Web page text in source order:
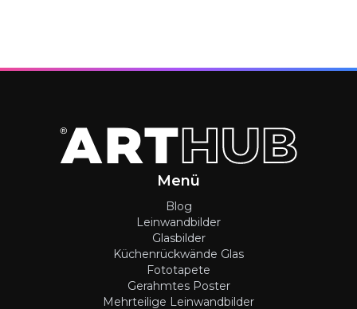
Menü
Blog
Leinwandbilder
Glasbilder
Küchenrückwände Glas
Fototapete
Gerahmtes Poster
Mehrteilige Leinwandbilder